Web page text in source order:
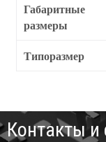
Габаритные
размеры
Типоразмер
Контакты и